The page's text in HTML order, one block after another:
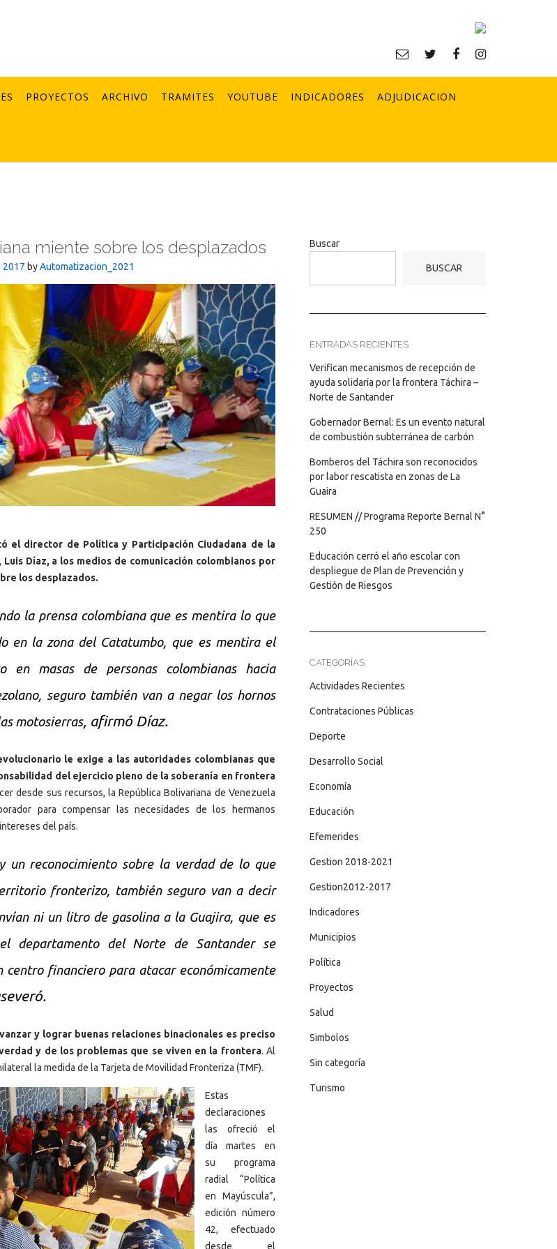
PROYECTOS ARCHIVO TRAMITES YOUTUBE INDICADORES ADJUDICACION
miente sobre los desplazados
2017 byAutomatizacion_2021
el director de Política y Participación Ciudadana de la
Díaz, a los medios de comunicación colombianos por
los desplazados.
la prensa colombiana que es mentira lo que
en la zona del Catatumbo, que es mentira el
en masas de personas colombianas hacia
seguro también van a negar los hornos
motosierras, afirmó Díaz.
le exige a las autoridades colombianas que
del ejercicio pleno de la soberanía en frontera
desde sus recursos, la República Bolivariana de Venezuela
para compensar las necesidades de los hermanos
del país.
un reconocimiento sobre la verdad de lo que
fronterizo, también seguro van a decir
ni un litro de gasolina a la Guajira, que es
departamento del Norte de Santander se
centro financiero para atacar económicamente
y lograr buenas relaciones binacionales es preciso
y de los problemas que se viven en la frontera. Al
la medida de la Tarjeta de Movilidad Fronteriza (TMF).
Estas
declaraciones
las ofreció el
día martes en
su programa
radial “Política
en Mayúscula”,
edición número
42, efectuado
desde el
Buscar
BUSCAR
ENTRADAS RECIENTES
Verifican mecanismos de recepción de
ayuda solidaria por la frontera Táchira –
Norte de Santander
Gobernador Bernal: Es un evento natural
de combustión subterránea de carbón
Bomberos del Táchira son reconocidos
por labor rescatista en zonas de La
Guaira
RESUMEN // Programa Reporte Bernal N°
250
Educación cerró el año escolar con
despliegue de Plan de Prevención y
Gestión de Riesgos
CATEGORÍAS
Actividades Recientes
Contrataciones Públicas
Deporte
Desarrollo Social
Economía
Educación
Efemerides
Gestion 2018-2021
Gestion2012-2017
Indicadores
Municipios
Política
Proyectos
Salud
Simbolos
Sin categoría
Turismo